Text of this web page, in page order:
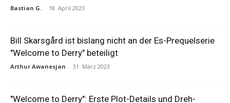
Bastian G. - 18. April 2023
Bill Skarsgård ist bislang nicht an der Es-Prequelserie
"Welcome to Derry" beteiligt
Arthur Awanesjan - 31. März 2023
"Welcome to Derry": Erste Plot-Details und Dreh-